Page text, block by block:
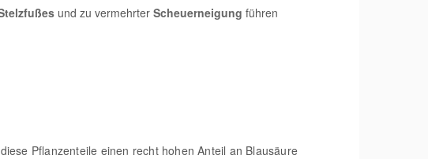
und zu vermehrter Scheuerneigung führen
Pflanzenteile einen recht hohen Anteil an Blausäure